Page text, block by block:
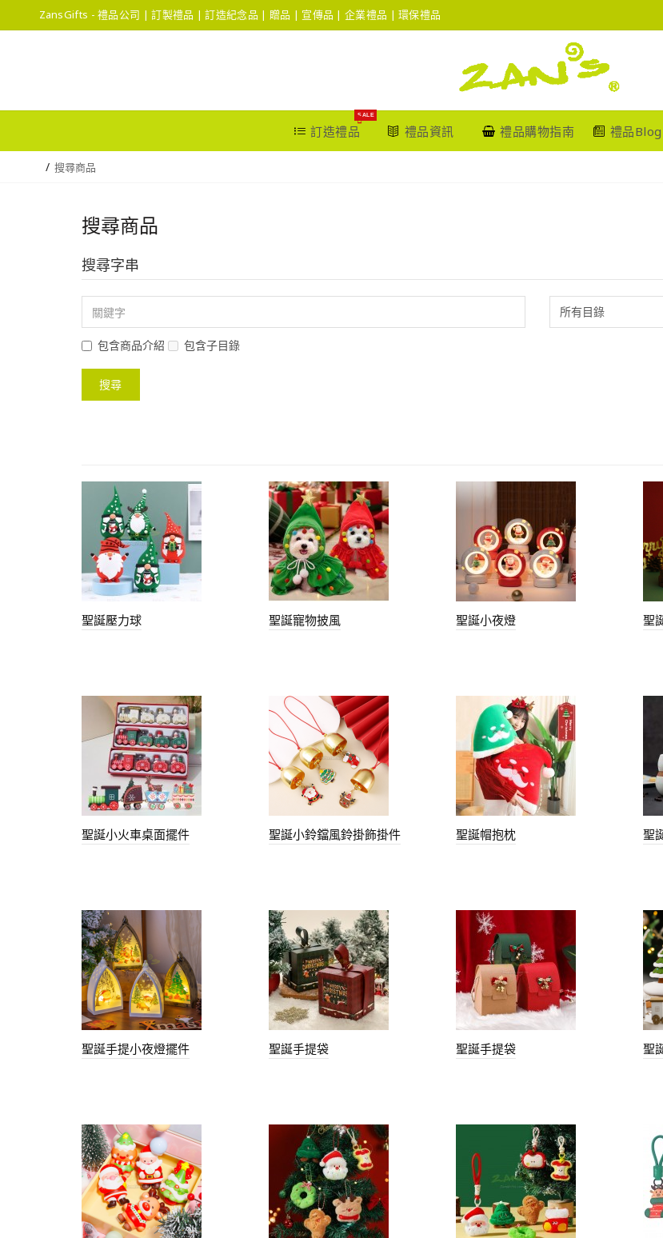
ZansGifts - 禮品公司 | 訂製禮品 | 訂造紀念品 | 贈品 | 宣傳品 | 企業禮品 | 環保禮品
訂造禮品
SALE
禮品資訊 禮品購物指南 禮品Blog
搜尋商品
搜尋商品
搜尋字串
包含商品介紹 包含子目錄
聖誕壓力球 聖誕寵物披風 聖誕小夜燈 聖
聖誕小火車桌面擺件 聖誕小鈴鐺風鈴掛飾掛件 聖誕帽抱枕 聖
聖誕手提小夜燈擺件 聖誕手提袋 聖誕手提袋 聖